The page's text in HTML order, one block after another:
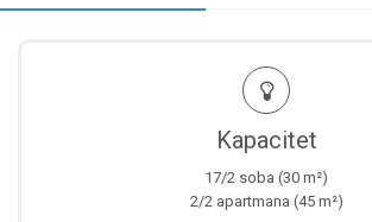
Kapacitet
17/2 soba (30 m²)
2/2 apartmana (45 m²)